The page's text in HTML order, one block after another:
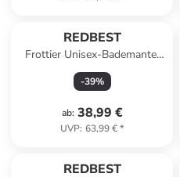
REDBEST
Frottier Unisex-Bademantel
mit Kapuze Chicago in weiß
-39%
ab: 38,99 €
UVP: 63,99 €*
REDBEST